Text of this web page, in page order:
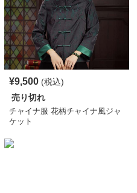
¥9,500 (税込)
売り切れ
チャイナ服 花柄チャイナ風ジャ
ケット